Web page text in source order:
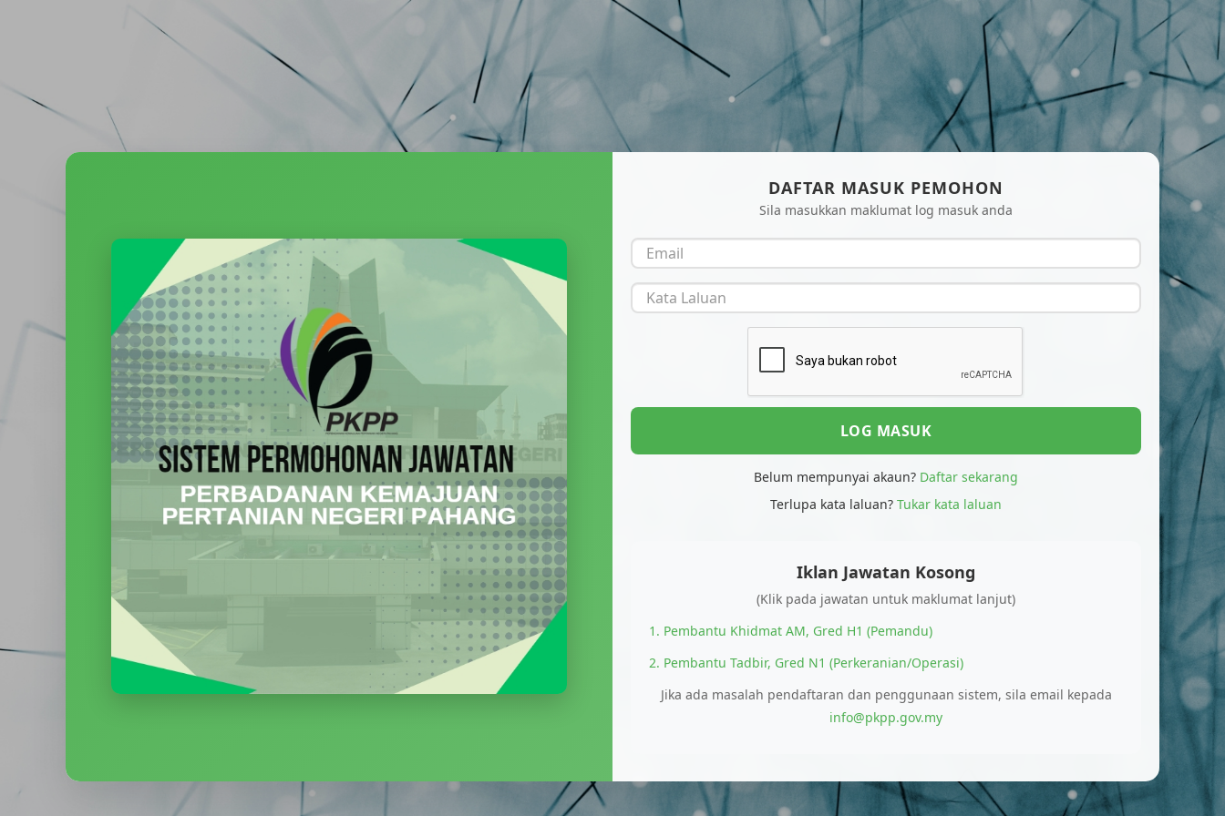
DAFTAR MASUK PEMOHON
Sila masukkan maklumat log masuk anda
LOG MASUK
Belum mempunyai akaun? Daftar sekarang
Terlupa kata laluan? Tukar kata laluan
Iklan Jawatan Kosong
(Klik pada jawatan untuk maklumat lanjut)
1. Pembantu Khidmat AM, Gred H1 (Pemandu)
2. Pembantu Tadbir, Gred N1 (Perkeranian/Operasi)
Jika ada masalah pendaftaran dan penggunaan sistem, sila email kepada
info@pkpp.gov.my